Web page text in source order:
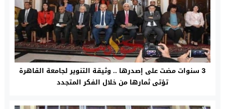
3 سنوات مضت على إصدرها .. وثيقة التنوير لجامعة القاهرة
تؤتى ثمارها من خلال الفكر المتجدد